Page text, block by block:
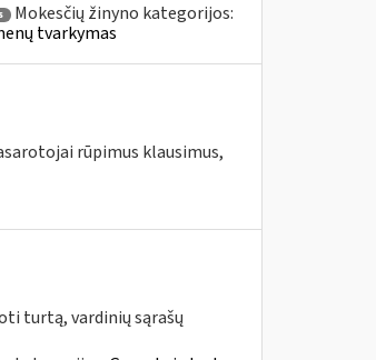
Mokesčių žinyno kategorijos:
tvarkymas
rūpimus klausimus,
turtą, vardinių sąrašų